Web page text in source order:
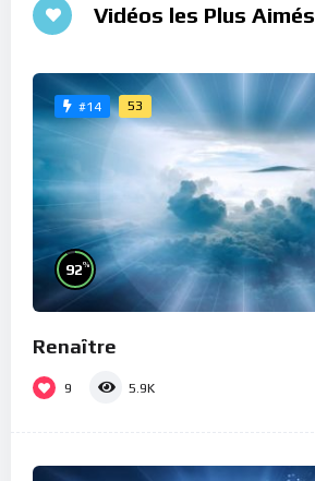
Vidéos les Plus Aimés
#14 53
92%
Renaître
9 5.9K